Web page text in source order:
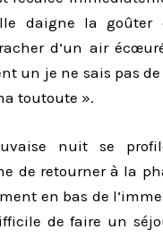
daigne la goûter
d’un air
un je ne sais pas
toutoute ».
nuit se
de retourner à la
en bas de
de faire un